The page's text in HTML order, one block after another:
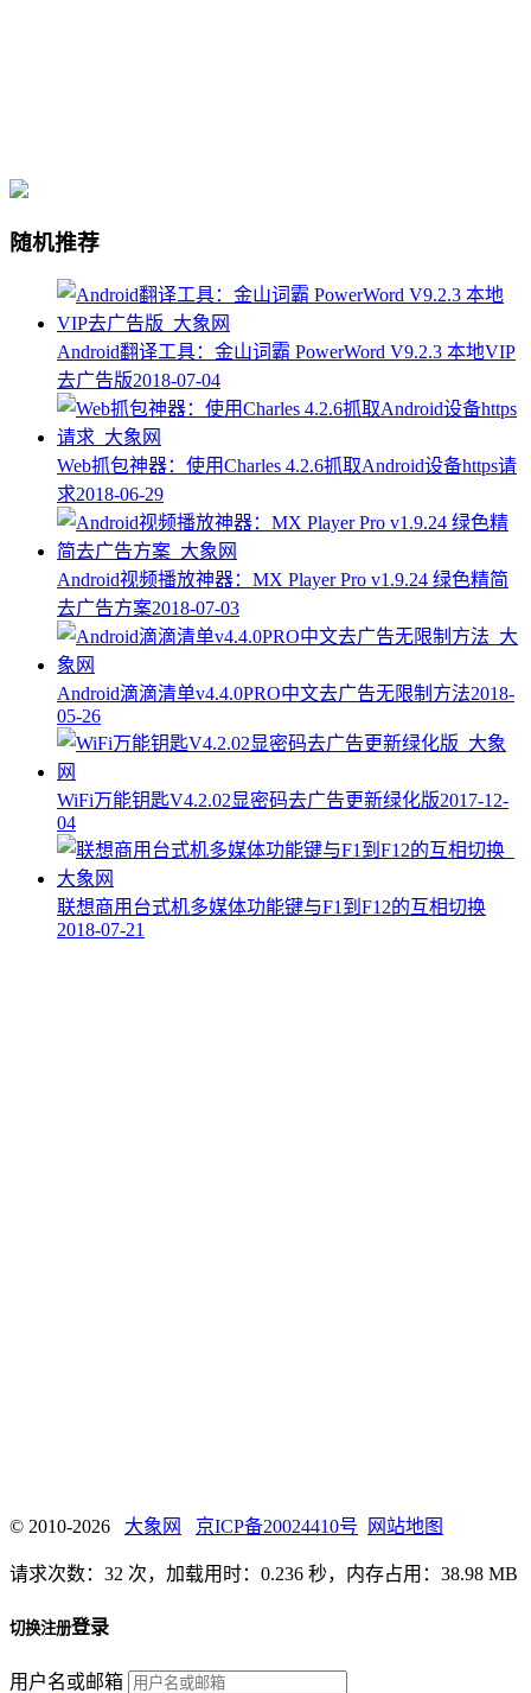
随机推荐
Android翻译工具：金山词霸 PowerWord V9.2.3 本地VIP
去广告版2018-07-04
Web抓包神器：使用Charles 4.2.6抓取Android设备https请
求2018-06-29
Android视频播放神器：MX Player Pro v1.9.24 绿色精简
去广告方案2018-07-03
Android滴滴清单v4.4.0PRO中文去广告无限制方法2018-
05-26
WiFi万能钥匙V4.2.02显密码去广告更新绿化版2017-12-
04
联想商用台式机多媒体功能键与F1到F12的互相切换
2018-07-21
© 2010-2026 大象网 京ICP备20024410号 网站地图
请求次数：32 次，加载用时：0.236 秒，内存占用：38.98 MB
切换注册登录
用户名或邮箱